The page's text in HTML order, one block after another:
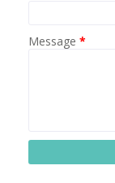
Message *